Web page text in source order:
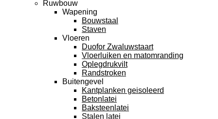
Ruwbouw
Wapening
Bouwstaal
Staven
Vloeren
Duofor Zwaluwstaart
Vloerluiken en matomranding
Oplegdrukvilt
Randstroken
Buitengevel
Kantplanken geisoleerd
Betonlatei
Baksteenlatei
Stalen latei